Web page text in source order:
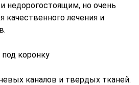
недорогостоящим, но очень
лечения и
коронку
каналов и твердых тканей.